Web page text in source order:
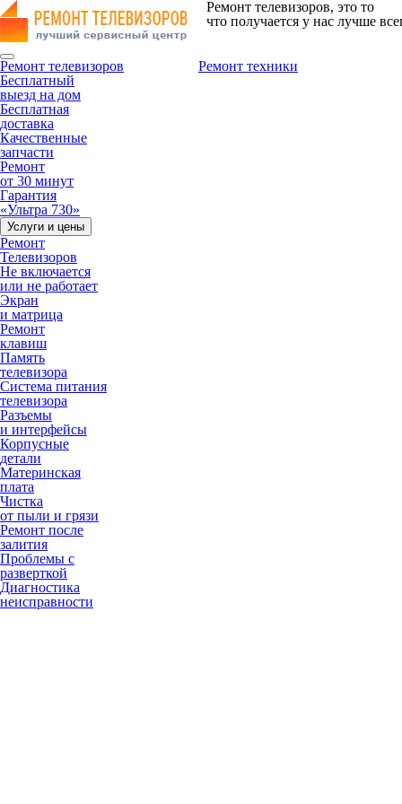
Ремонт телевизоров, это то
что получается у нас лучше
Ремонт телевизоров
Ремонт техники
Бесплатный
выезд на дом
Бесплатная
доставка
Качественные
запчасти
Ремонт
от 30 минут
Гарантия
«Ультра 730»
Услуги и цены
Ремонт
Телевизоров
Не включается
или не работает
Экран
и матрица
Ремонт
клавиш
Память
телевизора
Система питания
телевизора
Разъемы
и интерфейсы
Корпусные
детали
Материнская
плата
Чистка
от пыли и грязи
Ремонт после
залития
Проблемы с
разверткой
Диагностика
неисправности